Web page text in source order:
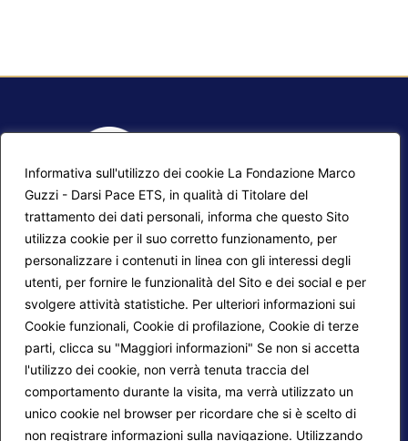
Informativa sull'utilizzo dei cookie La Fondazione Marco
Guzzi - Darsi Pace ETS, in qualità di Titolare del
trattamento dei dati personali, informa che questo Sito
utilizza cookie per il suo corretto funzionamento, per
personalizzare i contenuti in linea con gli interessi degli
utenti, per fornire le funzionalità del Sito e dei social e per
svolgere attività statistiche. Per ulteriori informazioni sui
Cookie funzionali, Cookie di profilazione, Cookie di terze
parti, clicca su "Maggiori informazioni" Se non si accetta
l'utilizzo dei cookie, non verrà tenuta traccia del
comportamento durante la visita, ma verrà utilizzato un
unico cookie nel browser per ricordare che si è scelto di
non registrare informazioni sulla navigazione. Utilizzando
Mappa del sito
Progetti Darsi Pace
Login redattori
Calendario corsi
Privacy Policy
Cookie Policy
Seguici su: